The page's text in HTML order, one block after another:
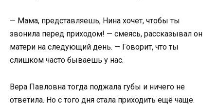
— Мама, представляешь, Нина хочет, чтобы ты
звонила перед приходом! — смеясь, рассказывал он
матери на следующий день. — Говорит, что ты
слишком часто бываешь у нас.
Вера Павловна тогда поджала губы и ничего не
ответила. Но с того дня стала приходить ещё чаще.